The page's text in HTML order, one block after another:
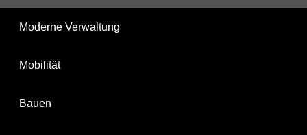
Moderne Verwaltung
Mobilität
Bauen